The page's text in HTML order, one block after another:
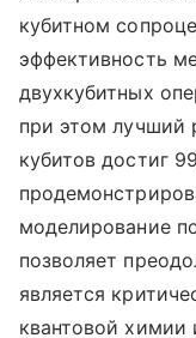
кубитном
эффективность
двухкубитных
при этом лучший
кубитов достиг
моделирование
позволяет
является
квантовой химии